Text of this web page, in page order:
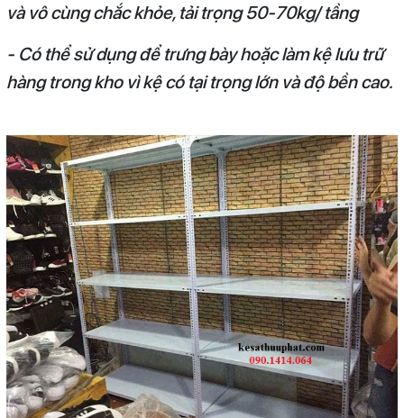
và vô cùng chắc khỏe, tải trọng 50-70kg/ tầng
- Có thể sử dụng để trưng bày hoặc làm kệ lưu trữ
hàng trong kho vì kệ có tại trọng lớn và độ bền cao.